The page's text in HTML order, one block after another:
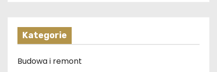
Kategorie
Budowa i remont